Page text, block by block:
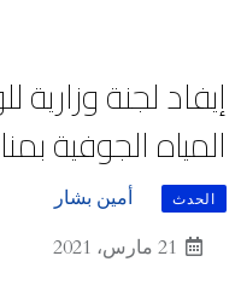
إيفاد لجنة
المياه الجوفية
الحدث
أمين بشار
21 مارس، 2021